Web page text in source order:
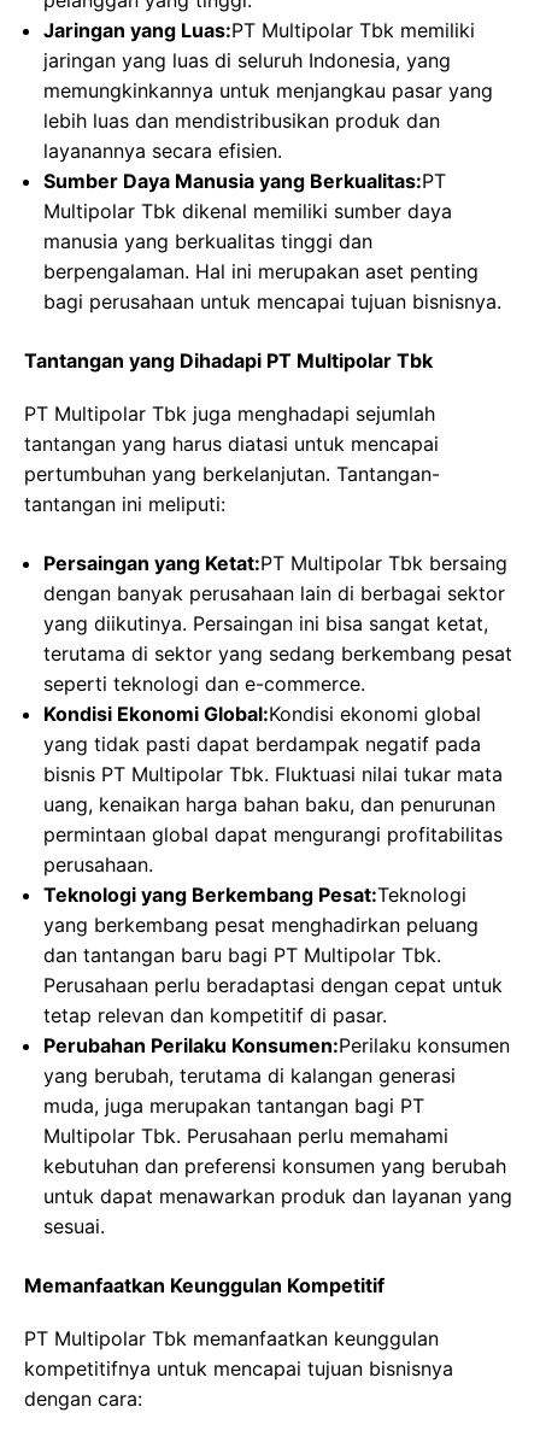
Jaringan yang Luas:PT Multipolar Tbk memiliki
jaringan yang luas di seluruh Indonesia, yang
memungkinkannya untuk menjangkau pasar yang
lebih luas dan mendistribusikan produk dan
layanannya secara efisien.
Sumber Daya Manusia yang Berkualitas:PT
Multipolar Tbk dikenal memiliki sumber daya
manusia yang berkualitas tinggi dan
berpengalaman. Hal ini merupakan aset penting
bagi perusahaan untuk mencapai tujuan bisnisnya.
Tantangan yang Dihadapi PT Multipolar Tbk
PT Multipolar Tbk juga menghadapi sejumlah
tantangan yang harus diatasi untuk mencapai
pertumbuhan yang berkelanjutan. Tantangan-
tantangan ini meliputi:
Persaingan yang Ketat:PT Multipolar Tbk bersaing
dengan banyak perusahaan lain di berbagai sektor
yang diikutinya. Persaingan ini bisa sangat ketat,
terutama di sektor yang sedang berkembang pesat
seperti teknologi dan e-commerce.
Kondisi Ekonomi Global:Kondisi ekonomi global
yang tidak pasti dapat berdampak negatif pada
bisnis PT Multipolar Tbk. Fluktuasi nilai tukar mata
uang, kenaikan harga bahan baku, dan penurunan
permintaan global dapat mengurangi profitabilitas
perusahaan.
Teknologi yang Berkembang Pesat:Teknologi
yang berkembang pesat menghadirkan peluang
dan tantangan baru bagi PT Multipolar Tbk.
Perusahaan perlu beradaptasi dengan cepat untuk
tetap relevan dan kompetitif di pasar.
Perubahan Perilaku Konsumen:Perilaku konsumen
yang berubah, terutama di kalangan generasi
muda, juga merupakan tantangan bagi PT
Multipolar Tbk. Perusahaan perlu memahami
kebutuhan dan preferensi konsumen yang berubah
untuk dapat menawarkan produk dan layanan yang
sesuai.
Memanfaatkan Keunggulan Kompetitif
PT Multipolar Tbk memanfaatkan keunggulan
kompetitifnya untuk mencapai tujuan bisnisnya
dengan cara: